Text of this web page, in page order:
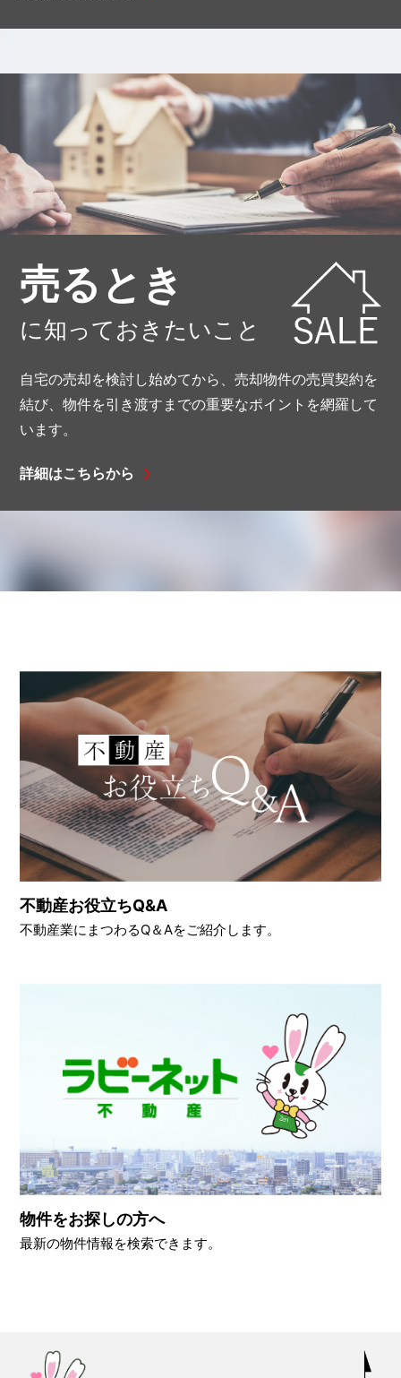
売るとき
に知っておきたいこと
自宅の売却を検討し始めてから、売却物件の売買契約を
結び、物件を引き渡すまでの重要なポイントを網羅して
います。
詳細はこちらから
不動産お役立ちQ&A
不動産業にまつわるQ＆Aをご紹介します。
物件をお探しの方へ
最新の物件情報を検索できます。